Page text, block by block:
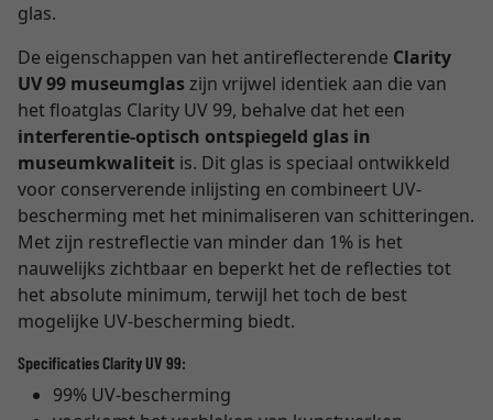
glas.
De eigenschappen van het antireflecterende Clarity
UV 99 museumglaszijn vrijwel identiek aan die van
het floatglas Clarity UV 99, behalve dat het een
interferentie-optisch ontspiegeld glas in
museumkwaliteit is. Dit glas is speciaal ontwikkeld
voor conserverende inlijsting en combineert UV-
bescherming met het minimaliseren van schitteringen.
Met zijn restreflectie van minder dan 1% is het
nauwelijks zichtbaar en beperkt het de reflecties tot
het absolute minimum, terwijl het toch de best
mogelijke UV-bescherming biedt.
Specificaties Clarity UV 99:
99% UV-bescherming